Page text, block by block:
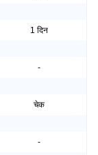
1 दिन
-
चेक
-